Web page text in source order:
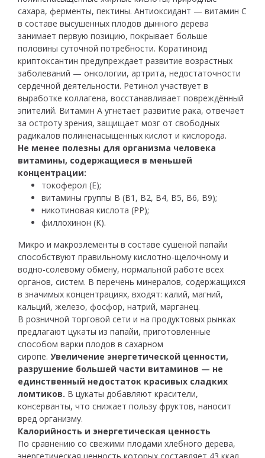
сахара, ферменты, пектины. Антиоксидант — витамин C
в составе высушенных плодов дынного дерева
занимает первую позицию, покрывает больше
половины суточной потребности. Коратиноид
криптоксантин предупреждает развитие возрастных
заболеваний — онкологии, артрита, недостаточности
сердечной деятельности. Ретинол участвует в
выработке коллагена, восстанавливает повреждённый
эпителий. Витамин A угнетает развитие рака, отвечает
за остроту зрения, защищает мозг от свободных
радикалов полиненасыщенных кислот и кислорода.
Не менее полезны для организма человека
витамины, содержащиеся в меньшей
концентрации:
токоферол (E);
витамины группы B (B1, B2, B4, B5, B6, B9);
никотиновая кислота (PP);
филлохинон (K).
Микро и макроэлементы в составе сушеной папайи
способствуют правильному кислотно-щелочному и
водно-солевому обмену, нормальной работе всех
органов, систем. В перечень минералов, содержащихся
в значимых концентрациях, входят: калий, магний,
кальций, железо, фосфор, натрий, марганец.
В розничной торговой сети и на продуктовых рынках
предлагают цукаты из папайи, приготовленные
способом варки плодов в сахарном
сиропе. Увеличение энергетической ценности,
разрушение большей части витаминов — не
единственный недостаток красивых сладких
ломтиков. В цукаты добавляют красители,
консерванты, что снижает пользу фруктов, наносит
вред организму.
Калорийность и энергетическая ценность
По сравнению со свежими плодами хлебного дерева,